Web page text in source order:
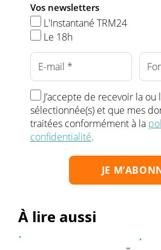
Vos newsletters
L'Instantané TRM24
Le 18h
J’accepte de recevoir la
sélectionnée(s) et que mes
traitées conformément à la
confidentialité.
À lire aussi